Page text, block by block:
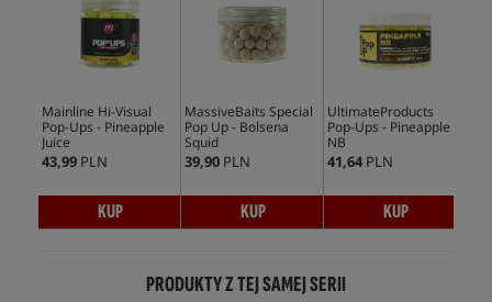
Mainline Hi-Visual
Pop-Ups - Pineapple
Juice
43,99 PLN
KUP
MassiveBaits Special
Pop Up - Bolsena
Squid
39,90 PLN
KUP
UltimateProducts
Pop-Ups - Pineapple
NB
41,64 PLN
KUP
PRODUKTY Z TEJ SAMEJ SERII